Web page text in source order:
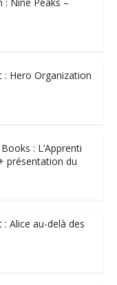
: Nine Peaks –
: Hero Organization
: L’Apprenti
présentation du
Alice au-delà des